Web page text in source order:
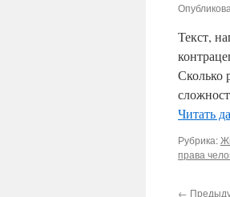
Текст,
Сколько
Читать
Рубрика:
права
←